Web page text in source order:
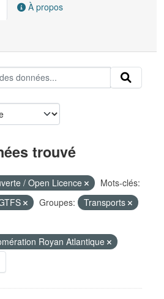
À propos
trouvé
/ Open Licence
Mots-clés:
Groupes:
Transports
Royan Atlantique